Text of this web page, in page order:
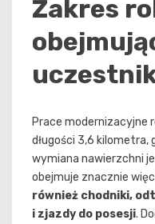
Zakres
Prace modernizacyjne
długości 3,6
wymiana nawierzchni
obejmuje znacznie
również chodniki,
i zjazdy do posesji.